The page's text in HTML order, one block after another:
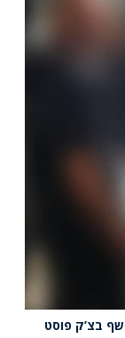
בצ’ק פוסט